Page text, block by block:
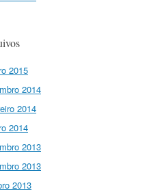
2015
2014
2014
2014
2013
2013
2013